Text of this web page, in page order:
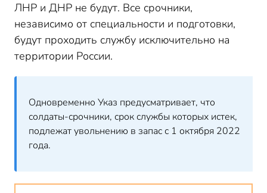
ЛНР и ДНР не будут. Все срочники,
независимо от специальности и подготовки,
будут проходить службу исключительно на
территории России.
Одновременно Указ предусматривает, что
солдаты-срочники, срок службы которых истек,
подлежат увольнению в запас с 1 октября 2022
года.